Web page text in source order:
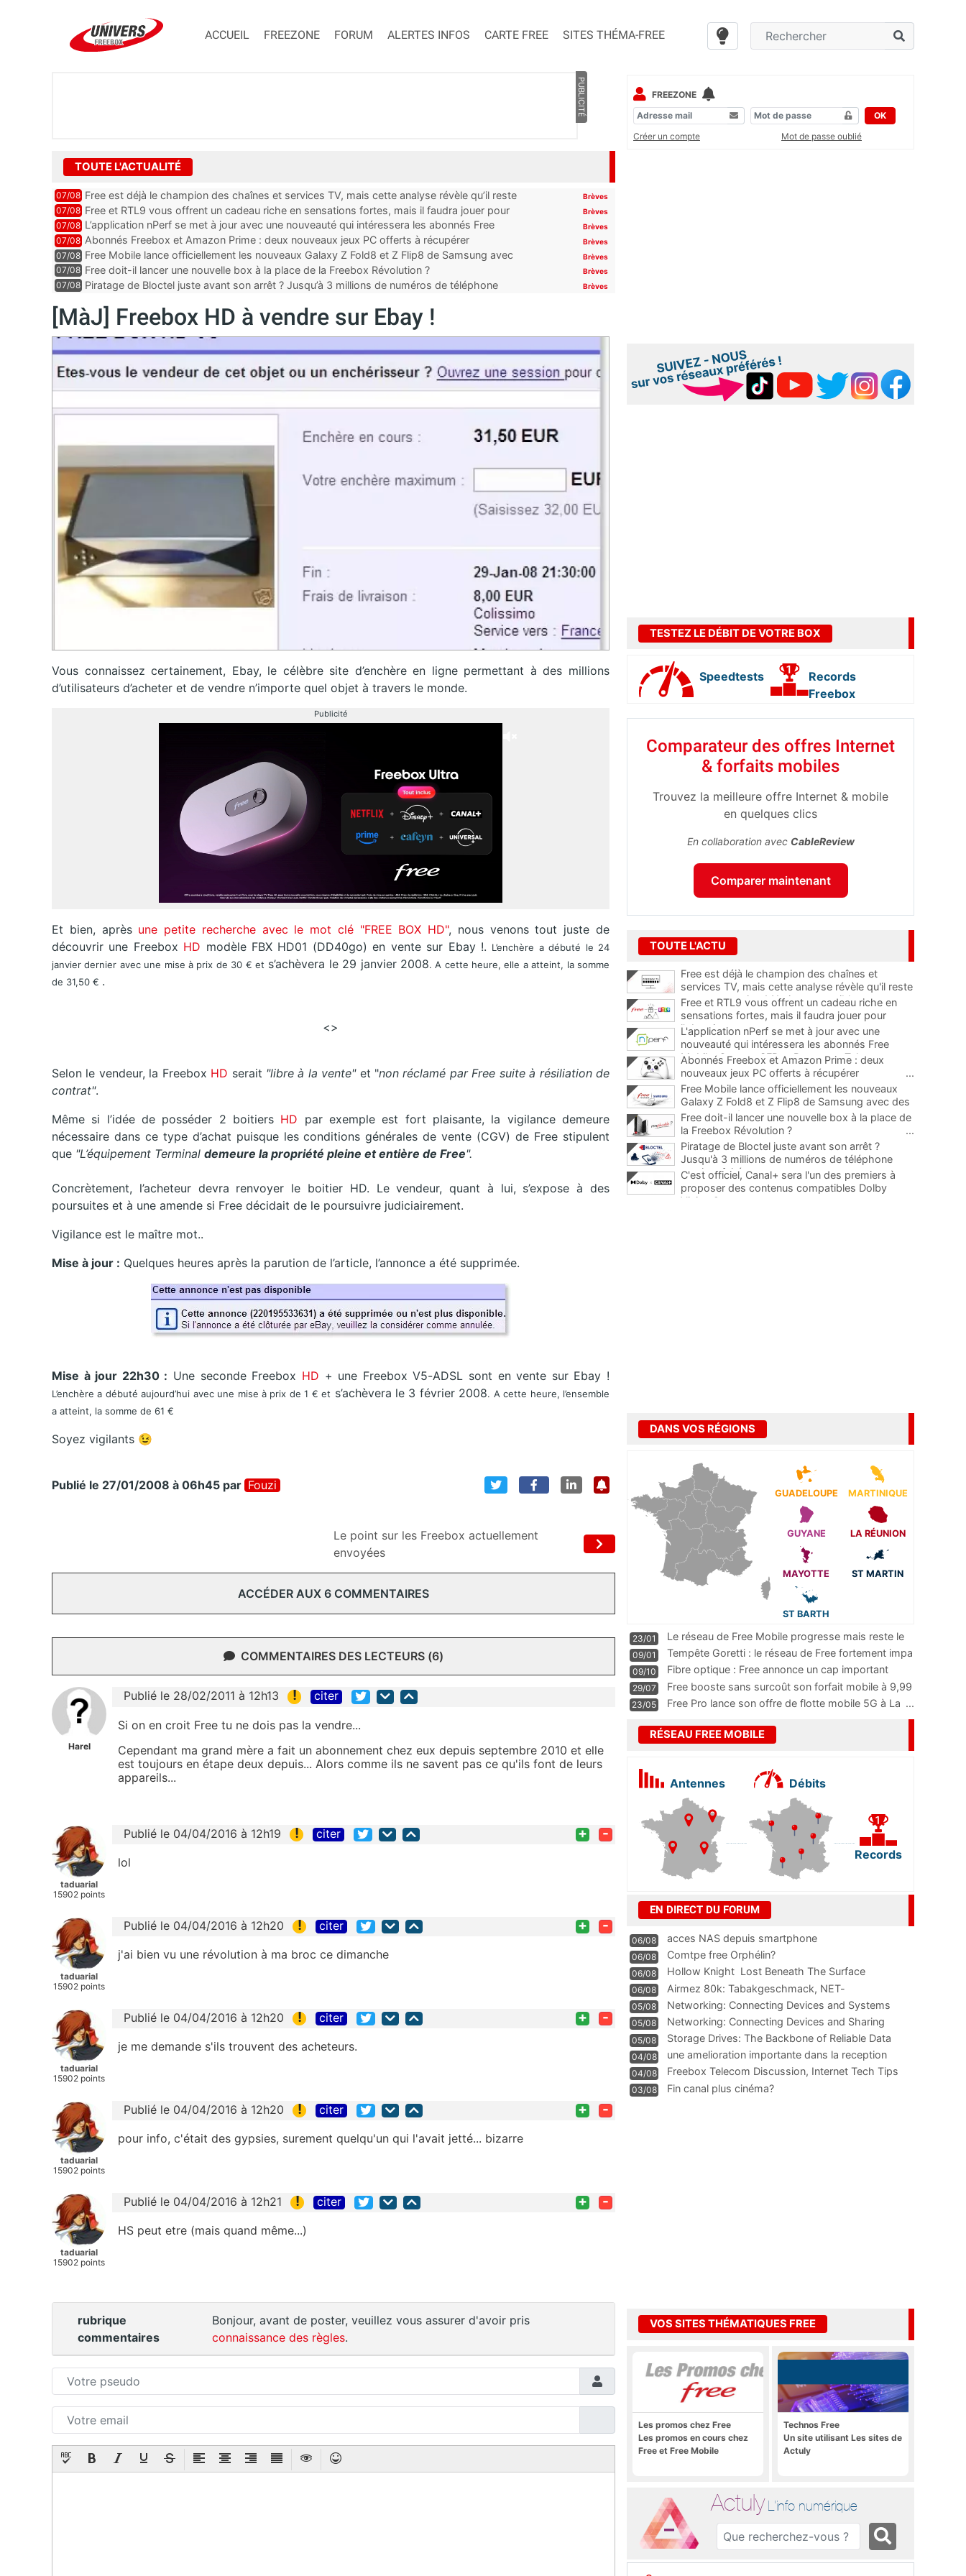
ACCUEIL FREEZONE FORUM ALERTES INFOS CARTE FREE SITES THÉMA-FREE
PUBLICITÉ
TOUTE L'ACTUALITÉ
07/08 Free est déjà le champion des chaînes et services TV, mais cette analyse révèle qu’il reste
encore au moin...
Brèves
07/08 Free et RTL9 vous offrent un cadeau riche en sensations fortes, mais il faudra jouer pour
l’obtenir
Brèves
07/08 L’application nPerf se met à jour avec une nouveauté qui intéressera les abonnés Free
Mobile, Orange, SFR ...
Brèves
07/08 Abonnés Freebox et Amazon Prime : deux nouveaux jeux PC offerts à récupérer Brèves
07/08 Free Mobile lance officiellement les nouveaux Galaxy Z Fold8 et Z Flip8 de Samsung avec
des promos et des cadeaux
Brèves
07/08 Free doit-il lancer une nouvelle box à la place de la Freebox Révolution ? Brèves
07/08 Piratage de Bloctel juste avant son arrêt ? Jusqu’à 3 millions de numéros de téléphone
Brèves
[MàJ] Freebox HD à vendre sur Ebay !
Vous connaissez certainement, Ebay, le célèbre site d’enchère en ligne permettant à des millions
d’utilisateurs d’acheter et de vendre n’importe quel objet à travers le monde.
Publicité
Et bien, après une petite recherche avec le mot clé "FREE BOX HD", nous venons tout juste de
découvrir une Freebox HD modèle FBX HD01 (DD40go) en vente sur Ebay !. L’enchère a débuté le 24
janvier dernier avec une mise à prix de 30 € et s’achèvera le 29 janvier 2008. A cette heure, elle a atteint, la somme
de 31,50 € .
<>
Selon le vendeur, la Freebox HD serait "libre à la vente"et "non réclamé par Free suite à résiliation de
contrat".
Même si l’idée de posséder 2 boitiers HD par exemple est fort plaisante, la vigilance demeure
nécessaire dans ce type d’achat puisque les conditions générales de vente (CGV) de Free stipulent
que "L’équipement Terminal demeure la propriété pleine et entière de Free".
Concrètement, l’acheteur devra renvoyer le boitier HD. Le vendeur,quant à lui, s’expose à des
poursuites et à une amende si Free décidait de le poursuivre judiciairement.
Vigilance est le maître mot..
Mise à jour : Quelques heures après la parution de l’article, l’annonce a été supprimée.
Mise à jour 22h30 : Une seconde Freebox HD + une Freebox V5-ADSL sont en vente sur Ebay !
L’enchère a débuté aujourd’hui avec une mise à prix de 1 € et s’achèvera le 3 février 2008. A cette heure, l’ensemble
a atteint, la somme de 61 €
Soyez vigilants 😉
Publié le 27/01/2008 à 06h45 par Fouzi
Le point sur les Freebox actuellement
envoyées
ACCÉDER AUX 6 COMMENTAIRES
COMMENTAIRES DES LECTEURS (6)
Harel
Publié le 28/02/2011 à 12h13 ! citer
Si on en croit Free tu ne dois pas la vendre...
Cependant ma grand mère a fait un abonnement chez eux depuis septembre 2010 et elle
est toujours en étape deux depuis... Alors comme ils ne savent pas ce qu'ils font de leurs
appareils...
taduarial
15902 points
Publié le 04/04/2016 à 12h19 ! citer + -
lol
taduarial
15902 points
Publié le 04/04/2016 à 12h20 ! citer + -
j'ai bien vu une révolution à ma broc ce dimanche
taduarial
15902 points
Publié le 04/04/2016 à 12h20 ! citer + -
je me demande s'ils trouvent des acheteurs.
taduarial
15902 points
Publié le 04/04/2016 à 12h20 ! citer + -
pour info, c'était des gypsies, surement quelqu'un qui l'avait jetté... bizarre
taduarial
15902 points
Publié le 04/04/2016 à 12h21 ! citer + -
HS peut etre (mais quand même...)
rubrique
commentaires
Bonjour, avant de poster, veuillez vous assurer d'avoir pris
connaissance des règles.
FREEZONE
OK
Créer un compte
Mot de passe oublié
TESTEZ LE DÉBIT DE VOTRE BOX
Speedtests
Records
Freebox
Comparateur des offres Internet
& forfaits mobiles
Trouvez la meilleure offre Internet & mobile
en quelques clics
En collaboration avec CableReview
Comparer maintenant
TOUTE L'ACTU
Free est déjà le champion des chaînes et
services TV, mais cette analyse révèle qu'il reste
encore au moins 141 ajouts possibles
Free et RTL9 vous offrent un cadeau riche en
sensations fortes, mais il faudra jouer pour
l'obtenir
L'application nPerf se met à jour avec une
nouveauté qui intéressera les abonnés Free
Mobile, Orange, SFR et Bouygues Telecom
Abonnés Freebox et Amazon Prime : deux
nouveaux jeux PC offerts à récupérer
...
Free Mobile lance officiellement les nouveaux
Galaxy Z Fold8 et Z Flip8 de Samsung avec des
promos et des cadeaux
...
Free doit-il lancer une nouvelle box à la place de
la Freebox Révolution ?
...
Piratage de Bloctel juste avant son arrêt ?
Jusqu'à 3 millions de numéros de téléphone
auraient fuité
C'est officiel, Canal+ sera l'un des premiers à
proposer des contenus compatibles Dolby
Vision 2
DANS VOS RÉGIONS
GUADELOUPE MARTINIQUE
GUYANE LA RÉUNION
MAYOTTE ST MARTIN
ST BARTH
23/01
Le réseau de Free Mobile progresse mais reste le
m
...
09/01
Tempête Goretti : le réseau de Free fortement impa
09/10
Fibre optique : Free annonce un cap important
pass
...
29/07
Free booste sans surcoût son forfait mobile à 9,99
23/05 Free Pro lance son offre de flotte mobile 5G à La ...
RÉSEAU FREE MOBILE
Antennes Débits
Records
EN DIRECT DU FORUM
06/08 acces NAS depuis smartphone
06/08 Comtpe free Orphélin?
06/08 Hollow Knight  Lost Beneath The Surface
06/08
Airmez 80k: Tabakgeschmack, NET-
Technologie und Leistung im
05/08 Networking: Connecting Devices and Systems
05/08
Networking: Connecting Devices and Sharing
Information
05/08
Storage Drives: The Backbone of Reliable Data
Management
04/08
une amelioration importante dans la reception
WIFI
04/08
Freebox Telecom Discussion, Internet Tech Tips
Communi
03/08 Fin canal plus cinéma?
VOS SITES THÉMATIQUES FREE
Les promos chez Free
Les promos en cours chez
Free et Free Mobile
Technos Free
Un site utilisant Les sites de
Actuly
Actuly L'info numérique